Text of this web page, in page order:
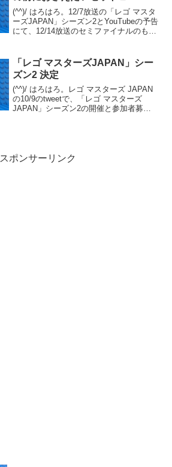
(^^)/ はろはろ。12/7放送の「レゴ マスタ
ーズJAPAN」シーズン2とYouTubeの予告
にて、12/14放送のセミファイナルのもう
ァイナルでは、既存セ...
「レゴ マスターズJAPAN」シー
ズン2 決定
(^^)/ はろはろ。レゴ マスターズ JAPAN
の10/9のtweetで、「レゴ マスターズ
JAPAN」シーズン2の開催と参加者募集
スポンサーリンク